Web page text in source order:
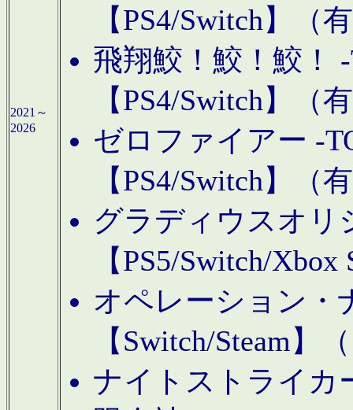
2021～
2026
【PS4/Switch】（
飛翔鮫！鮫！鮫！
【PS4/Switch】（
ゼロファイアー -
【PS4/Switch】（
グラディウスオリ
【PS5/Switch/
オペレーション・
【Switch/Steam】
ナイトストライカ